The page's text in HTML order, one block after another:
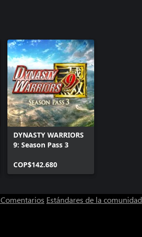
DYNASTY WARRIORS
9: Season Pass 3
COP$142.680
Comentarios Estándares de la comunidad